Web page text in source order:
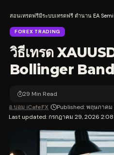
สอนเทรดฟรีมีระบบเทรดฟรี ตำนาน EA
FOREX TRADING
วิธีเทรด
Bollinger
Last updated: กรกฎาคม 29, 2026
อ.บอม iCafeFX Published: พฤษภาคม
29 Min Read